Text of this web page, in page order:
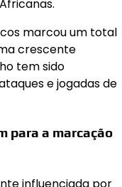
marcou um total
crescente
tem sido
e jogadas de
para a marcação